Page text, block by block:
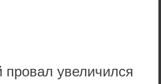
провал увеличился